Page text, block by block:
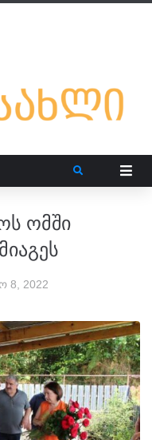
ომში
8, 2022